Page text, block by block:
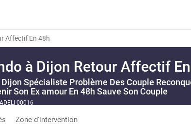
Affectif En 48h
à Dijon Retour Affectif
Spécialiste Problème Des Couple
Son Ex amour En 48h Sauve Son Couple
00016
Zone d'intervention